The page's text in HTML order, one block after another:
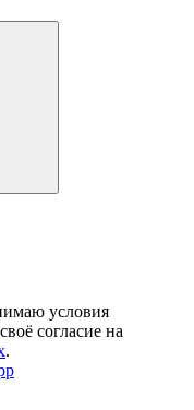
условия
согласие на
.